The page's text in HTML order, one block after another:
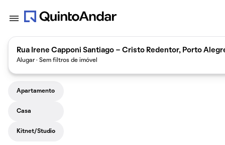
Rua Irene Capponi Santiago - Cristo Redentor, Porto
Alugar · Sem filtros de imóvel
Apartamento
Casa
Kitnet/Studio